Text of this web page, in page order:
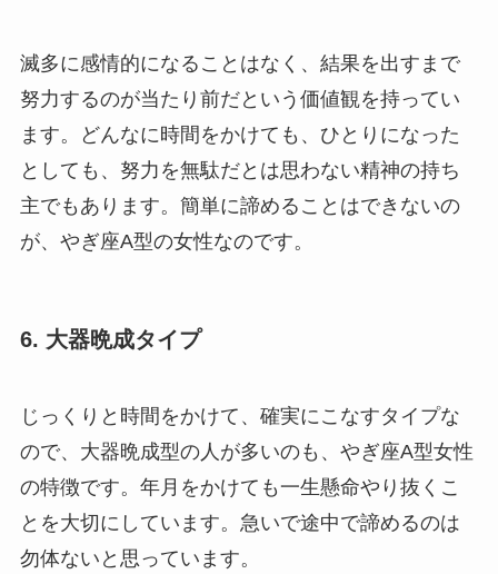
滅多に感情的になることはなく、結果を出すまで
努力するのが当たり前だという価値観を持ってい
ます。どんなに時間をかけても、ひとりになった
としても、努力を無駄だとは思わない精神の持ち
主でもあります。簡単に諦めることはできないの
が、やぎ座A型の女性なのです。
6. 大器晩成タイプ
じっくりと時間をかけて、確実にこなすタイプな
ので、大器晩成型の人が多いのも、やぎ座A型女性
の特徴です。年月をかけても一生懸命やり抜くこ
とを大切にしています。急いで途中で諦めるのは
勿体ないと思っています。